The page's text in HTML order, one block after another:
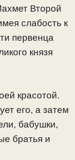
Второй
слабость к
первенца
князя
красотой.
его, а затем
бабушки,
братья и